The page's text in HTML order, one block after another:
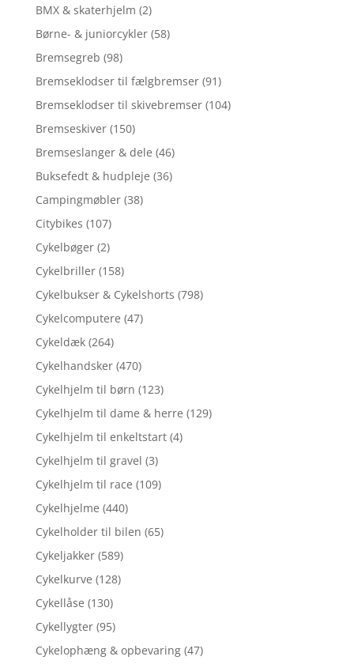
BMX & skaterhjelm (2)
Børne- & juniorcykler (58)
Bremsegreb (98)
Bremseklodser til fælgbremser (91)
Bremseklodser til skivebremser (104)
Bremseskiver (150)
Bremseslanger & dele (46)
Buksefedt & hudpleje (36)
Campingmøbler (38)
Citybikes (107)
Cykelbøger (2)
Cykelbriller (158)
Cykelbukser & Cykelshorts (798)
Cykelcomputere (47)
Cykeldæk (264)
Cykelhandsker (470)
Cykelhjelm til børn (123)
Cykelhjelm til dame & herre (129)
Cykelhjelm til enkeltstart (4)
Cykelhjelm til gravel (3)
Cykelhjelm til race (109)
Cykelhjelme (440)
Cykelholder til bilen (65)
Cykeljakker (589)
Cykelkurve (128)
Cykellåse (130)
Cykellygter (95)
Cykelophæng & opbevaring (47)